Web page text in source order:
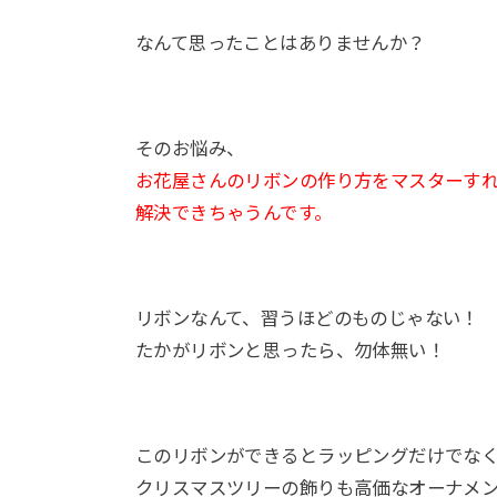
なんて思ったことはありませんか？
そのお悩み、
お花屋さんのリボンの作り方をマスターす
解決できちゃうんです。
リボンなんて、習うほどのものじゃない！
たかがリボンと思ったら、勿体無い！
このリボンができるとラッピングだけでなく
クリスマスツリーの飾りも高価なオーナメ